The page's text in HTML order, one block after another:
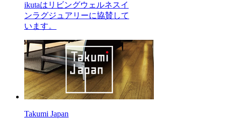
ikutaはリビングウェルネスイ
ンラグジュアリーに協賛して
います。
Takumi Japan